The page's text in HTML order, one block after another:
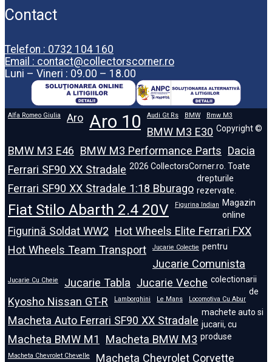
Contact
Telefon : 0732 104 160
Email : contact@collectorscorner.ro
Luni – Vineri : 09.00 – 18.00
Alfa Romeo Giulia Aro Aro 10 Audi Gt Rs BMW Bmw M3
BMW M3 E30
BMW M3 E46 BMW M3 Performance Parts Dacia
Ferrari SF90 XX Stradale
Ferrari SF90 XX Stradale 1:18 Bburago
Fiat Stilo Abarth 2.4 20V Figurina Indian
Figurină Soldat WW2 Hot Wheels Elite Ferrari FXX
Hot Wheels Team Transport
Jucarie Colectie
Jucarie Comunista
Jucarie Cu Cheie Jucarie Tabla Jucarie Veche
Kyosho Nissan GT-R
Lamborghini Le Mans Locomotiva Cu Abur
Macheta Auto Ferrari SF90 XX Stradale
Macheta BMW M1
Macheta BMW M3
Macheta Chevrolet Chevelle Macheta Chevrolet Corvette
Copyright ©
2026 CollectorsCorner.ro. Toate
drepturile
rezervate.
Magazin
online
pentru
colectionarii
de
machete auto si
jucarii, cu
produse